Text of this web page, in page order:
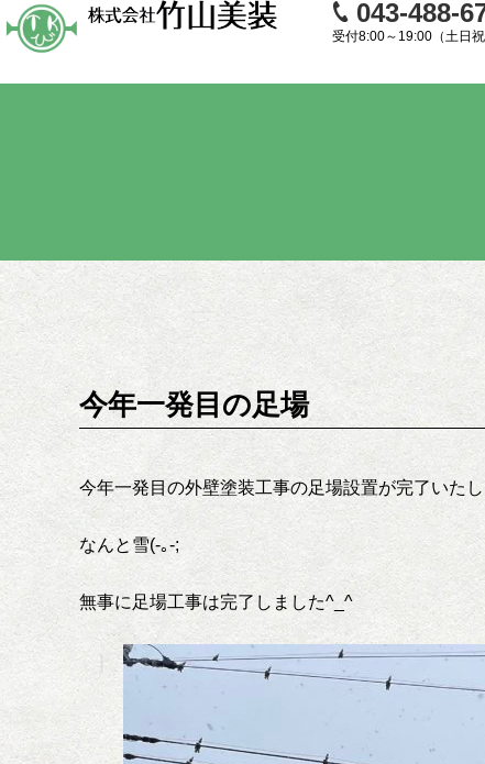
043-488-
受付8:00～19:00（土日祝
今年一発目の足場
今年一発目の外壁塗装工事の足場設置が完了いたし
なんと雪(-｡-;
無事に足場工事は完了しました^_^